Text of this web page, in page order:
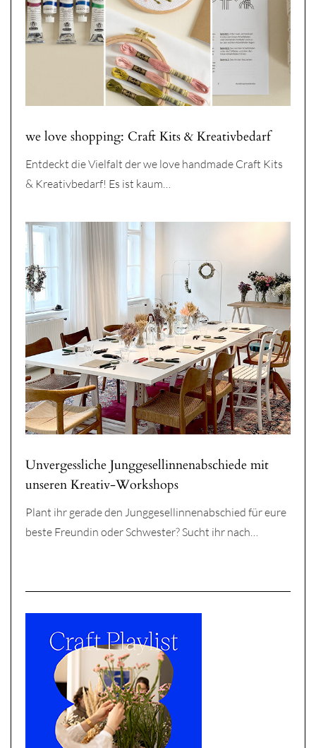
we love shopping: Craft Kits & Kreativbedarf
Entdeckt die Vielfalt der we love handmade Craft Kits
& Kreativbedarf! Es ist kaum…
Unvergessliche Junggesellinnenabschiede mit
unseren Kreativ-Workshops
Plant ihr gerade den Junggesellinnenabschied für eure
beste Freundin oder Schwester? Sucht ihr nach…